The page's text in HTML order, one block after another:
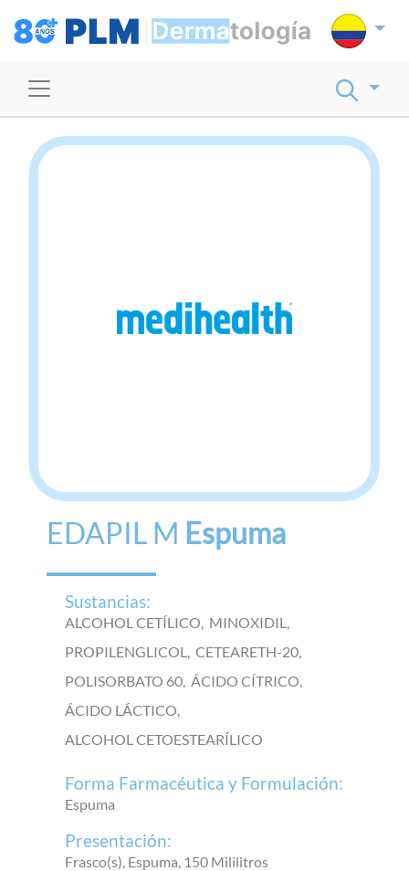
EDAPIL M Espuma
Sustancias:
ALCOHOL CETÍLICO, MINOXIDIL,
PROPILENGLICOL,CETEARETH-20,
POLISORBATO 60,ÁCIDO CÍTRICO,
ÁCIDO LÁCTICO,
ALCOHOL CETOESTEARÍLICO
Forma Farmacéutica y Formulación:
Espuma
Presentación:
Frasco(s), Espuma, 150 Mililitros